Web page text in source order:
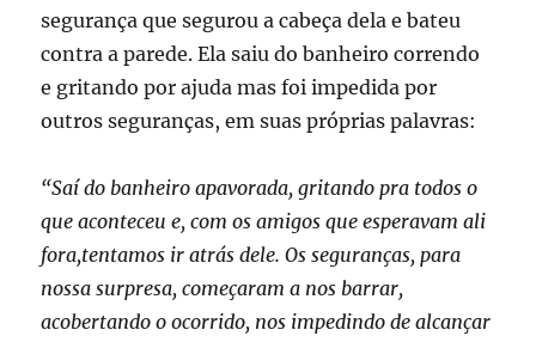
segurança que segurou a cabeça dela e bateu
contra a parede. Ela saiu do banheiro correndo
e gritando por ajuda mas foi impedida por
outros seguranças, em suas próprias palavras:
“Saí do banheiro apavorada, gritando pra todos o
que aconteceu e, com os amigos que esperavam ali
fora,tentamos ir atrás dele. Os seguranças, para
nossa surpresa, começaram a nos barrar,
acobertando o ocorrido, nos impedindo de alcançar